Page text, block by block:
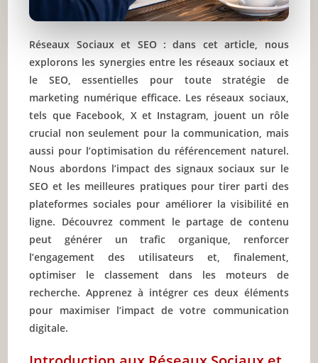
Réseaux Sociaux et SEO : dans cet article, nous
explorons les synergies entre les réseaux sociaux et
le SEO, essentielles pour toute stratégie de
marketing numérique efficace. Les réseaux sociaux,
tels que Facebook, X et Instagram, jouent un rôle
crucial non seulement pour la communication, mais
aussi pour l’optimisation du référencement naturel.
Nous abordons l’impact des signaux sociaux sur le
SEO et les meilleures pratiques pour tirer parti des
plateformes sociales pour améliorer la visibilité en
ligne. Découvrez comment le partage de contenu
peut générer un trafic organique, renforcer
l’engagement des utilisateurs et, finalement,
optimiser le classement dans les moteurs de
recherche. Apprenez à intégrer ces deux éléments
pour maximiser l’impact de votre communication
digitale.